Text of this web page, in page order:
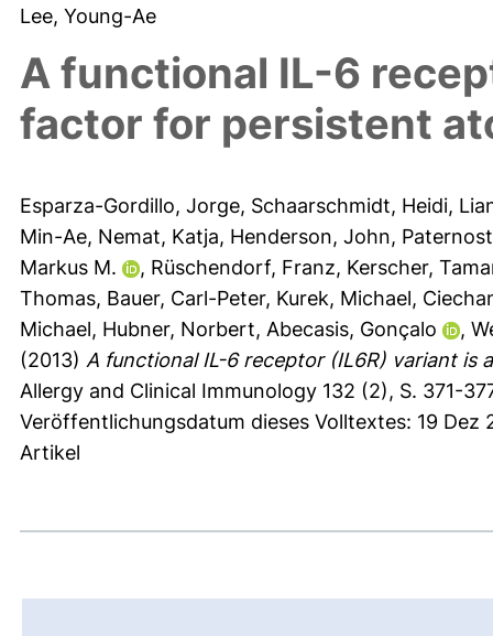
Lee, Young-Ae
A functional IL-6
factor for persistent
Esparza-Gordillo, Jorge, Schaarschmidt, Heidi,
Min-Ae, Nemat, Katja, Henderson, John,
Markus M.
, Rüschendorf, Franz, Kerscher,
Thomas, Bauer, Carl-Peter, Kurek, Michael,
Michael, Hubner, Norbert, Abecasis, Gonçalo ,
(2013) A functional IL-6 receptor (IL6R) variant
Allergy and Clinical Immunology 132 (2), S. 371-
Veröffentlichungsdatum dieses Volltextes: 19 Dez
Artikel